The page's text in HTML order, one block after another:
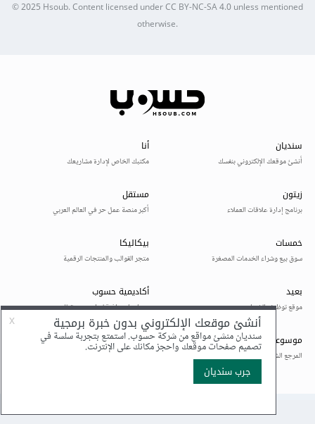
© 2025Hsoub.Content licensed underCC BY-NC-SA 4.0unless mentioned
otherwise.